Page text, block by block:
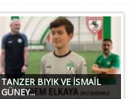
TANZER BIYIK VE İSMAİL
GÜNEY...